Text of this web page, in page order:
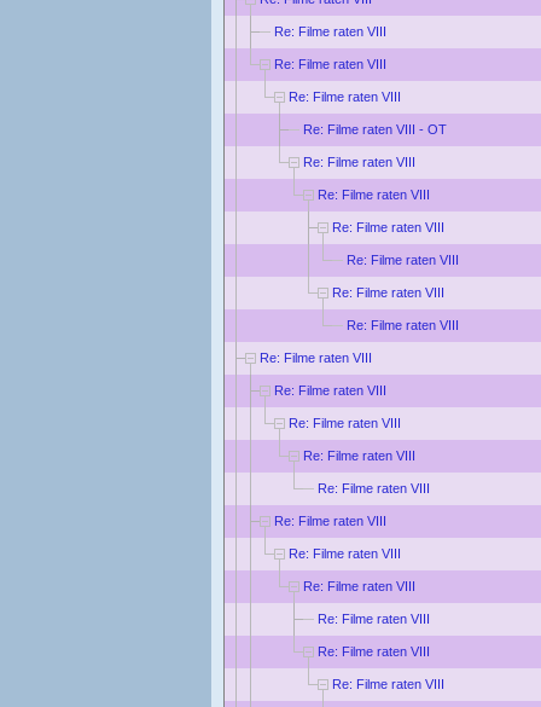
Re: Filme raten VIII
Re: Filme raten VIII
Re: Filme raten VIII
Re: Filme raten VIII - OT
Re: Filme raten VIII
Re: Filme raten VIII
Re: Filme raten VIII
Re: Filme raten VIII
Re: Filme raten VIII
Re: Filme raten VIII
Re: Filme raten VIII
Re: Filme raten VIII
Re: Filme raten VIII
Re: Filme raten VIII
Re: Filme raten VIII
Re: Filme raten VIII
Re: Filme raten VIII
Re: Filme raten VIII
Re: Filme raten VIII
Re: Filme raten VIII
Re: Filme raten VIII